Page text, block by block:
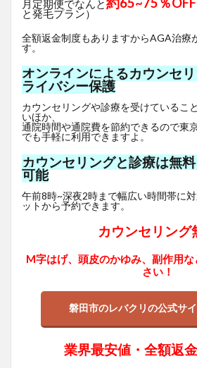
月定期便でなんと
と発毛プラン）
全額返金制度もありますからAGA治療
す。
オンラインによるカウンセ
ライバシー保護
カウンセリングや診療を受けているこ
いほか、
通院時間や通院費を節約できるので東
でも手軽に利用できますよ。
カウンセリングと診療は無
可能
午前8時~深夜2時まで幅広い時間帯に
ットから予約できます。
カウンセリング
M字はげ、頭皮のかゆみ、副作用
さい！
磐田市のレバクリの公式サ
業界最安値・全額返